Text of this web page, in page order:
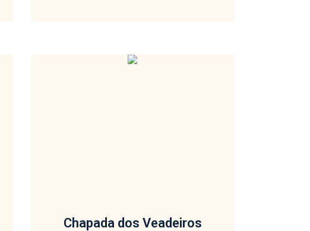
Chapada dos Veadeiros